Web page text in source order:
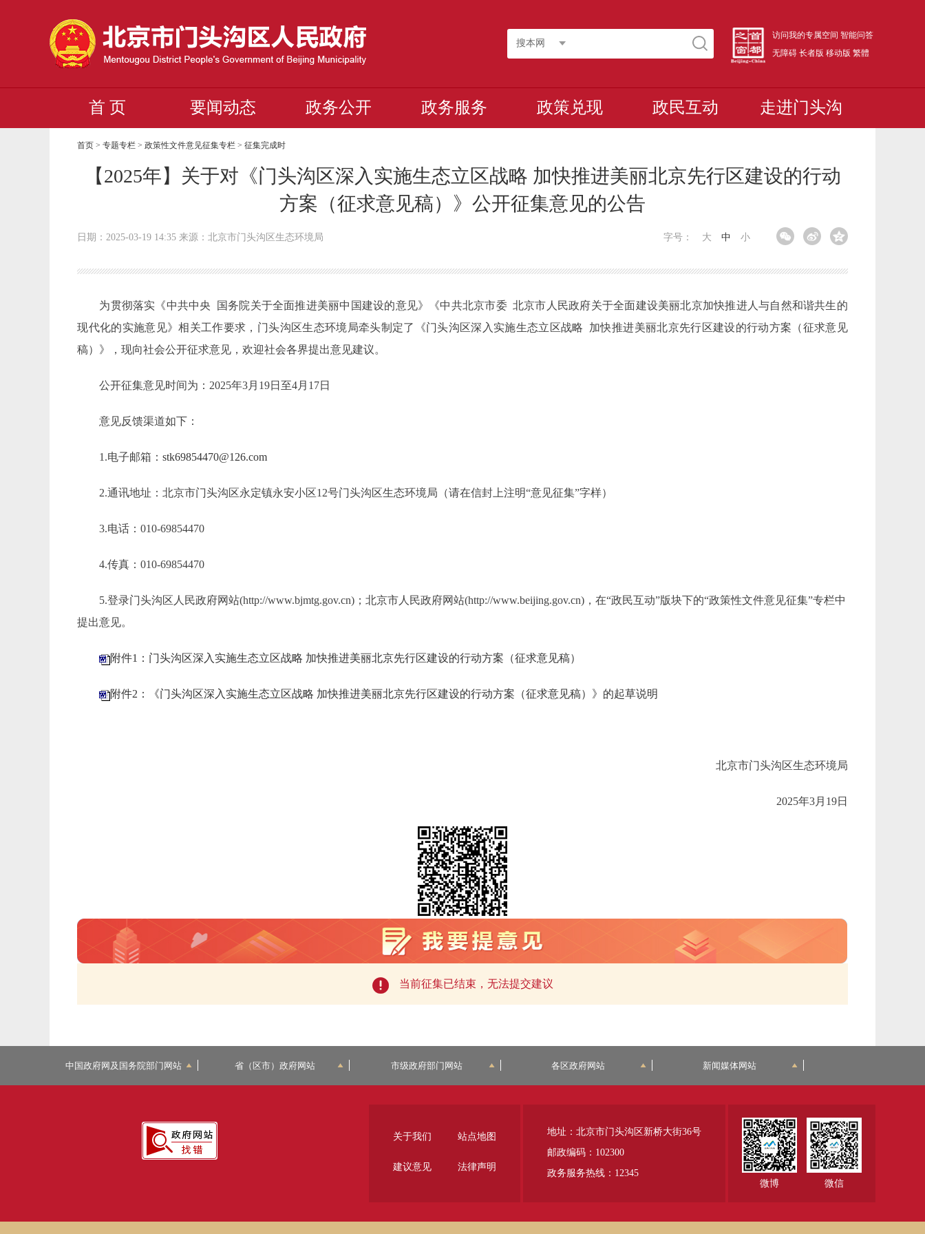
搜本网
访问我的专属空间 智能问答
无障碍 长者版 移动版 繁體
首 页 要闻动态 政务公开 政务服务 政策兑现 政民互动 走进门头沟
首页 >专题专栏 >政策性文件意见征集专栏 >征集完成时
【2025年】关于对《门头沟区深入实施生态立区战略 加快推进美丽北京先行区建设的行动
方案（征求意见稿）》公开征集意见的公告
日期：2025-03-19 14:35 来源：北京市门头沟区生态环境局 字号： 大 中 小
为贯彻落实《中共中央 国务院关于全面推进美丽中国建设的意见》《中共北京市委 北京市人民政府关于全面建设美丽北京加快推进人与自然和谐共生的
现代化的实施意见》相关工作要求，门头沟区生态环境局牵头制定了《门头沟区深入实施生态立区战略 加快推进美丽北京先行区建设的行动方案（征求意见
稿）》，现向社会公开征求意见 ，欢迎社会各界提出意见建议。
公开征集意见时间为： 2025年3月 19日至4月 17日
意见反馈渠道如下：
1.电子邮箱：stk69854470@126.com
2.通讯地址：北京市门头沟区永定镇永安小区12号门头沟区生态环境局（请在信封上注明“意见征集”字样）
3.电话：010-69854470
4.传真：010-69854470
5.登录门头沟区人民政府网站(http://www.bjmtg.gov.cn)；北京市人民政府网站(http://www.beijing.gov.cn)，在“政民互动”版块下的“政策性文件意见征集”专栏中
提出意见。
附件1：门头沟区深入实施生态立区战略 加快推进美丽北京先行区建设的行动方案（征求意见稿）
附件2：《门头沟区深入实施生态立区战略 加快推进美丽北京先行区建设的行动方案（征求意见稿）》的起草说明
北京市门头沟区生态环境局
2025年3月 19日
当前征集已结束，无法提交建议
中国政府网及国务院部门网站 省（区市）政府网站 市级政府部门网站 各区政府网站 新闻媒体网站
微博 微信
地址：北京市门头沟区新桥大街36号
邮政编码：102300
政务服务热线：12345
关于我们 站点地图
建议意见 法律声明